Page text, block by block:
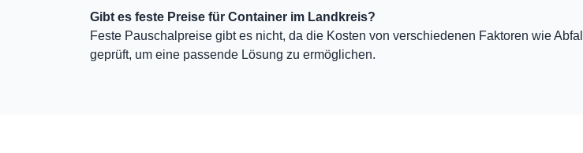
Gibt es feste Preise für Container im Landkreis?
Feste Pauschalpreise gibt es nicht, da die Kosten von verschiedenen Faktoren wie
geprüft, um eine passende Lösung zu ermöglichen.